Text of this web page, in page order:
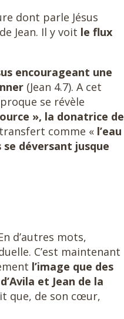
dont parle Jésus
Jean. Il y voit le flux
encourageant une
(Jean 4.7). A cet
se révèle
», la donatrice de
comme « l’eau
déversant jusque
d’autres mots,
C’est maintenant
l’image que des
et Jean de la
que, de son cœur,